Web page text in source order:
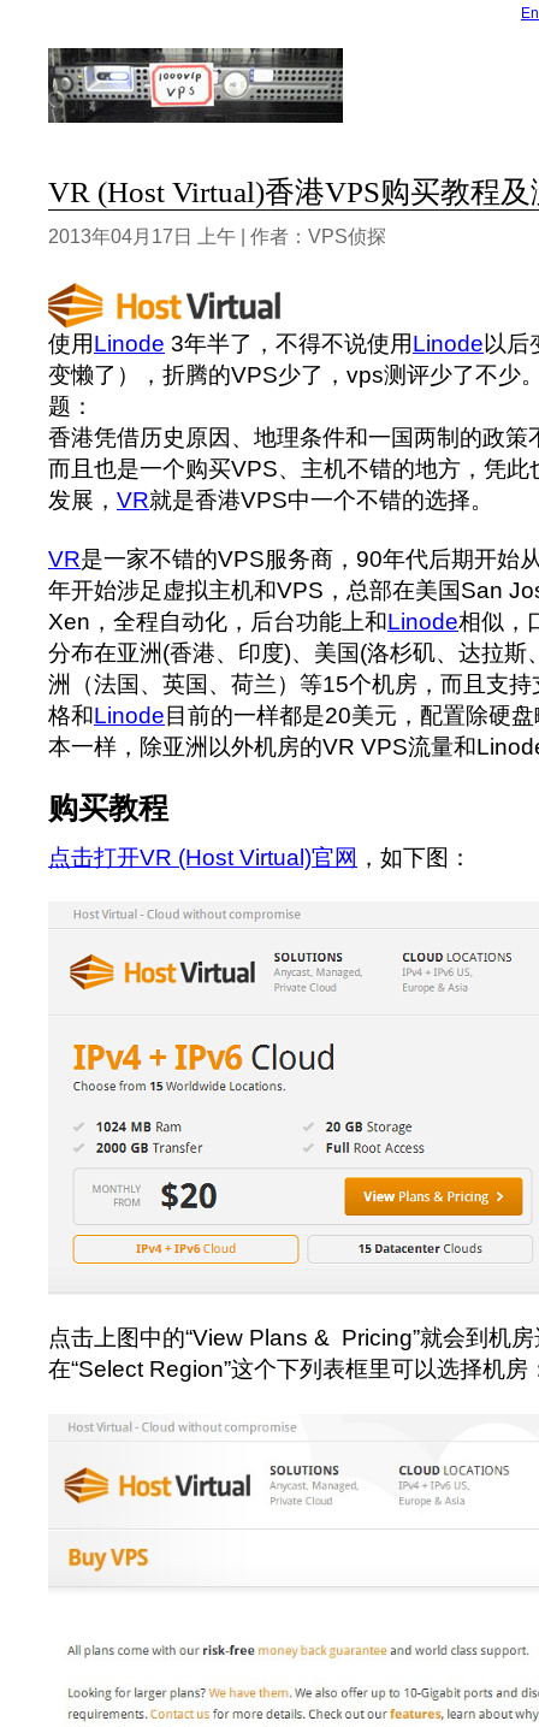
VR (Host Virtual)香港VPS购买教程
2013年04月17日 上午 | 作者：VPS侦探
使用Linode 3年半了，不得不说使用Linode以后
变懒了），折腾的VPS少了，vps测评少了不少
题：
香港凭借历史原因、地理条件和一国两制的政策
而且也是一个购买VPS、主机不错的地方，凭此
发展， VR就是香港VPS中一个不错的选择。
VR是一家不错的VPS服务商，90年代后期开始
年开始涉足虚拟主机和VPS，总部在美国San
Xen，全程自动化，后台功能上和Linode相似，
分布在亚洲(香港、印度)、美国(洛杉矶、达拉斯
洲（法国、英国、荷兰）等15个机房，而且支
格和Linode 目前的一样都是20美元，配置除硬
本一样，除亚洲以外机房的VR VPS流量和
购买教程
点击打开VR (Host Virtual)官网 ，如下图：
点击上图中的“View Plans & Pricing”就会到机
在“Select Region”这个下列表框里可以选择机房